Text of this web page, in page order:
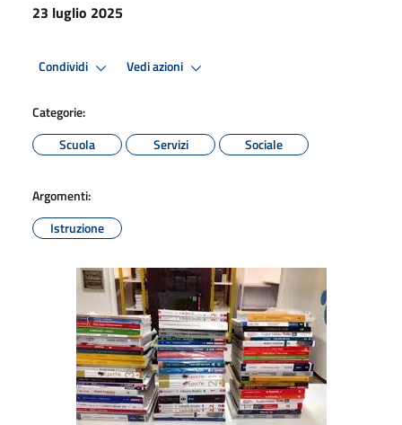
23 luglio 2025
Condividi Vedi azioni
Categorie:
Scuola
Servizi Sociale
Argomenti:
Istruzione